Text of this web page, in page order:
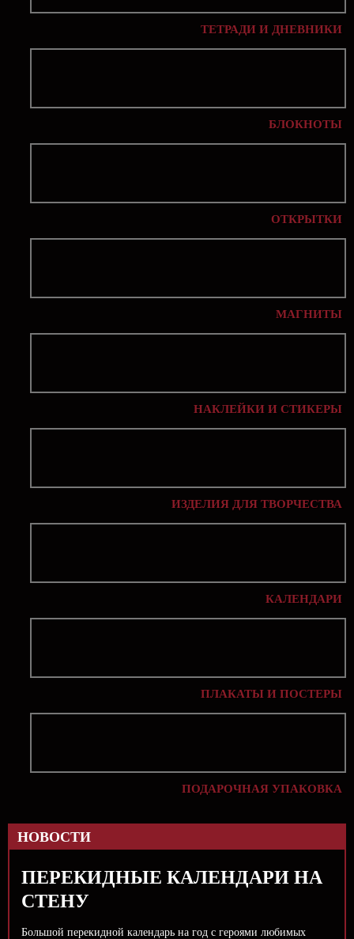
ТЕТРАДИ И ДНЕВНИКИ
БЛОКНОТЫ
ОТКРЫТКИ
МАГНИТЫ
НАКЛЕЙКИ И СТИКЕРЫ
ИЗДЕЛИЯ ДЛЯ ТВОРЧЕСТВА
КАЛЕНДАРИ
ПЛАКАТЫ И ПОСТЕРЫ
ПОДАРОЧНАЯ УПАКОВКА
НОВОСТИ
ПЕРЕКИДНЫЕ КАЛЕНДАРИ НА
СТЕНУ
Большой перекидной календарь на год с героями любимых